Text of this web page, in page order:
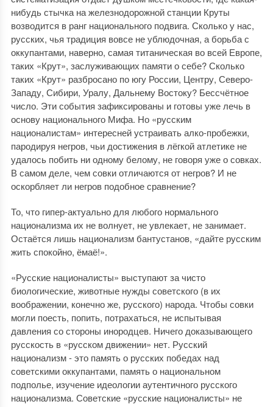
нибудь стычка на железнодорожной станции Круты
возводится в ранг национального подвига. Сколько у нас,
русских, чья традиция вовсе не ублюдочная, а борьба с
оккупантами, наверно, самая титаническая во всей Европе,
таких «Крут», заслуживающих памяти о себе? Сколько
таких «Крут» разбросано по югу России, Центру, Северо-
Западу, Сибири, Уралу, Дальнему Востоку? Бессчётное
число. Эти события зафиксированы и готовы уже лечь в
основу национального Мифа. Но «русским
националистам» интересней устраивать алко-пробежки,
пародируя негров, чьи достижения в лёгкой атлетике не
удалось побить ни одному белому, не говоря уже о совках.
В самом деле, чем совки отличаются от негров? И не
оскорбляет ли негров подобное сравнение?
То, что гипер-актуально для любого нормального
национализма их не волнует, не увлекает, не занимает.
Остаётся лишь национализм бантустанов, «дайте русским
жить спокойно, ёмаё!».
«Русские националисты» выступают за чисто
биологические, животные нужды советского (в их
воображении, конечно же, русского) народа. Чтобы совки
могли поесть, попить, потрахаться, не испытывая
давления со стороны инородцев. Ничего доказывающего
русскость в «русском движении» нет. Русский
национализм - это память о русских победах над
советскими оккупантами, память о национальном
подполье, изучение идеологии аутентичного русского
национализма. Советские «русские националисты» не